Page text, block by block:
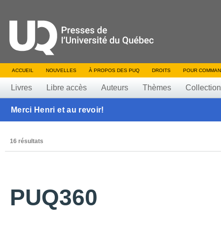
ACCUEIL NOUVELLES À PROPOS DES PUQ DROITS POUR
Livres Libre accès Auteurs Thèmes
Merci Henri et au revoir!
16 résultats
PUQ360